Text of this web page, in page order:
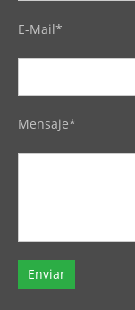
E-Mail*
Mensaje*